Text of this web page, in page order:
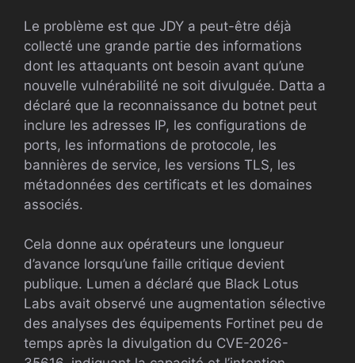
Le problème est que JDY a peut-être déjà
collecté une grande partie des informations
dont les attaquants ont besoin avant qu’une
nouvelle vulnérabilité ne soit divulguée. Datta a
déclaré que la reconnaissance du botnet peut
inclure les adresses IP, les configurations de
ports, les informations de protocole, les
bannières de service, les versions TLS, les
métadonnées des certificats et les domaines
associés.
Cela donne aux opérateurs une longueur
d’avance lorsqu’une faille critique devient
publique. Lumen a déclaré que Black Lotus
Labs avait observé une augmentation sélective
des analyses des équipements Fortinet peu de
temps après la divulgation du CVE-2026-